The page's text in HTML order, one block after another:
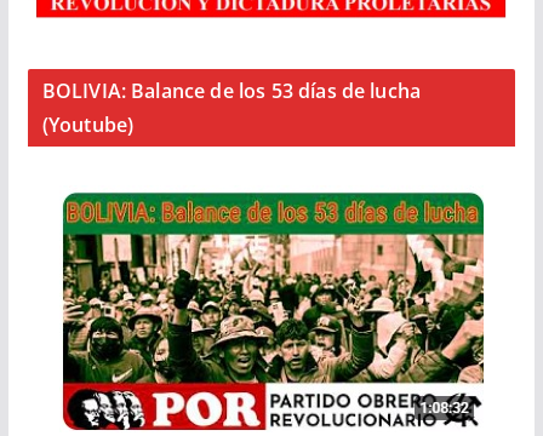
BOLIVIA: Balance de los 53 días de lucha
(Youtube)